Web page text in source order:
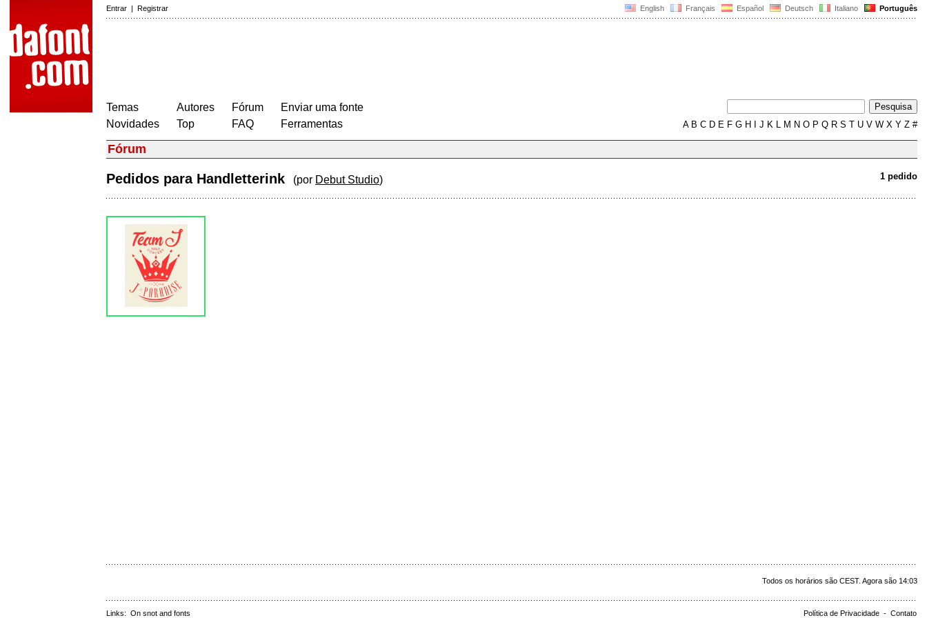
English Français Español Deutsch Italiano Português
Entrar | Registrar
Temas
Novidades
Autores
Top
Fórum
FAQ
Enviar uma fonte
Ferramentas
AB C D E F G H J K L M N O P Q R S T U V W X Y Z #
Fórum
1 pedido
Pedidos para Handletterink (por Debut Studio)
Todos os horários são CEST. Agora são 14:03
Política de Privacidade - Contato
Links: On snot and fonts